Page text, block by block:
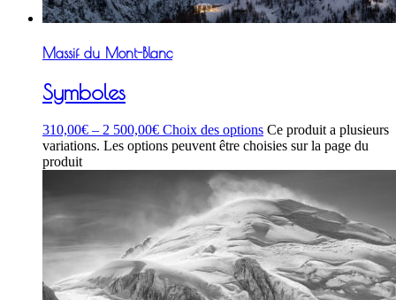
Massif du Mont-Blanc
Symboles
310,00€ – 2 500,00€ Choix des options Ce produit a plusieurs
variations. Les options peuvent être choisies sur la page du
produit